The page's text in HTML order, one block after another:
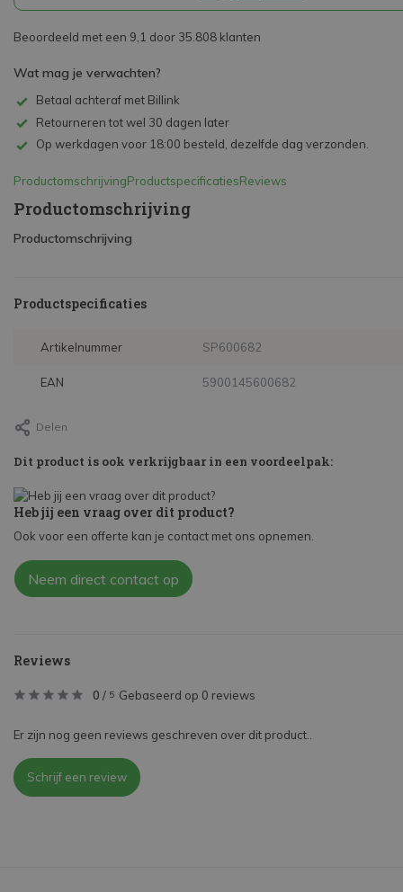
Beoordeeld met een 9,1 door 35.808 klanten
Wat mag je verwachten?
Betaal achteraf met Billink
Retourneren tot wel 30 dagen later
Op werkdagen voor 18:00 besteld, dezelfde dag verzonden.
ProductomschrijvingProductspecificatiesReviews
Productomschrijving
Productomschrijving
Productspecificaties
Artikelnummer SP600682
EAN 5900145600682
Delen
Dit product is ook verkrijgbaar in een voordeelpak:
Heb jij een vraag over dit product?
Ook voor een offerte kan je contact met ons opnemen.
Neem direct contact op
Reviews
0 / 5 Gebaseerd op 0 reviews
Er zijn nog geen reviews geschreven over dit product..
Schrijf een review